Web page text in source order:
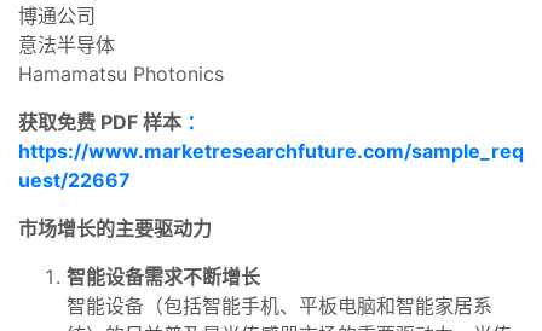
博通公司
意法半导体
Hamamatsu Photonics
获取免费 PDF 样本 ：
https://www.marketresearchfuture.com/sample_req
uest/22667
市场增长的主要驱动力
智能设备需求不断增长
智能设备（包括智能手机、平板电脑和智能家居系